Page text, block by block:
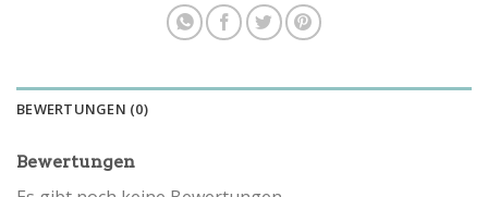
BEWERTUNGEN (0)
Bewertungen